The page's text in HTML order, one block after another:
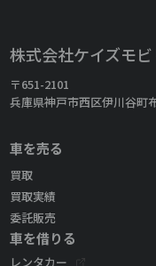
株式会社ケイズモビ
〒651-2101
兵庫県神戸市西区伊川谷町
車を売る
買取
買取実績
委託販売
車を借りる
レンタカー